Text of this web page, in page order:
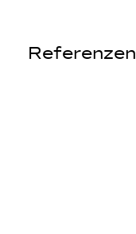
Referenzen